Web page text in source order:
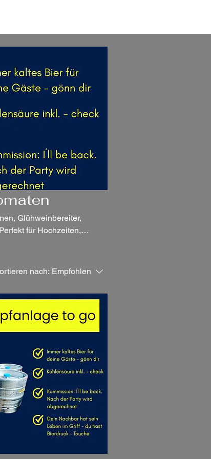
Glühweinbereiter,
für Hochzeiten,
nach: Empfohlen